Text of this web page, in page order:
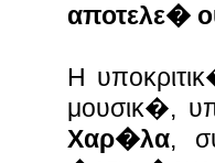
αποτελε�
Η
μουσικ�,
Χαρ�λα,